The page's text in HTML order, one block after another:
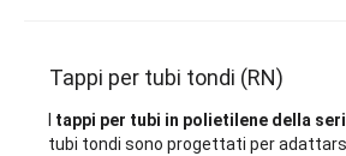
Tappi per tubi tondi (RN)
tappi per tubi in polietilene della
tubi tondi sono progettati per